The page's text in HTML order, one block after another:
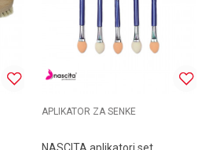
APLIKATOR ZA SENKE
NASCITA aplikatori set